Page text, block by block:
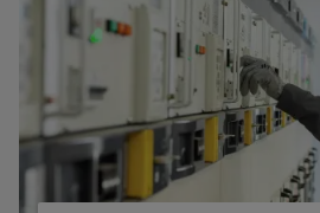
energía
solar
mayor
eficiencia
de
los
recursos
industrial
Industrial
analytics
Industrial
IoT
sólido
Aisladores
y
convertidores
de
medida
ingeniería
Catálogos
técnicos
de
producto
partners
Distribución
Red
de
partners
de